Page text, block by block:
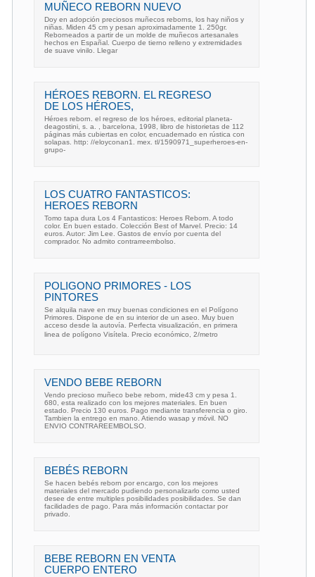
MUÑECO REBORN NUEVO
Doy en adopción preciosos muñecos reborns, los hay niños y
niñas. Miden 45 cm y pesan aproximadamente 1. 250gr.
Reborneados a partir de un molde de muñecos artesanales
hechos en Españal. Cuerpo de tierno relleno y extremidades
de suave vinilo. Llegar
HÉROES REBORN. EL REGRESO
DE LOS HÉROES,
Héroes reborn. el regreso de los héroes, editorial planeta-
deagostini, s. a. , barcelona, 1998, libro de historietas de 112
páginas más cubiertas en color, encuadernado en rústica con
solapas. http: //eloyconan1. mex. tl/1590971_superheroes-en-
grupo-
LOS CUATRO FANTASTICOS:
HEROES REBORN
Tomo tapa dura Los 4 Fantasticos: Heroes Reborn. A todo
color. En buen estado. Colección Best of Marvel. Precio: 14
euros. Autor: Jim Lee. Gastos de envío por cuenta del
comprador. No admito contrarreembolso.
POLIGONO PRIMORES - LOS
PINTORES
Se alquila nave en muy buenas condiciones en el Polígono
Primores. Dispone de en su interior de un aseo. Muy buen
acceso desde la autovía. Perfecta visualización, en primera
linea de polígono Visítela. Precio económico, 2/metro
VENDO BEBE REBORN
Vendo precioso muñeco bebe reborn, mide43 cm y pesa 1.
680, esta realizado con los mejores materiales. En buen
estado. Precio 130 euros. Pago mediante transferencia o giro.
Tambien la entrego en mano. Atiendo wasap y móvil. NO
ENVIO CONTRAREEMBOLSO.
BEBÉS REBORN
Se hacen bebés reborn por encargo, con los mejores
materiales del mercado pudiendo personalizarlo como usted
desee de entre multiples posibilidades posibilidades. Se dan
facilidades de pago. Para más información contactar por
privado.
BEBE REBORN EN VENTA
CUERPO ENTERO